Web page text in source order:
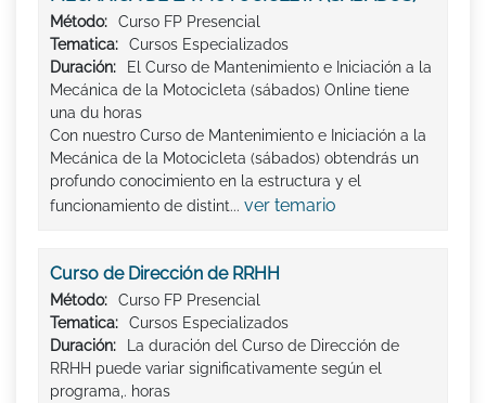
Método:
Curso FP Presencial
Tematica:
Cursos Especializados
Duración:
El Curso de Mantenimiento e Iniciación a la
Mecánica de la Motocicleta (sábados) Online tiene
una du horas
Con nuestro Curso de Mantenimiento e Iniciación a la
Mecánica de la Motocicleta (sábados) obtendrás un
profundo conocimiento en la estructura y el
funcionamiento de distint... ver temario
Curso de Dirección de RRHH
Método:
Curso FP Presencial
Tematica:
Cursos Especializados
Duración:
La duración del Curso de Dirección de
RRHH puede variar significativamente según el
programa,. horas